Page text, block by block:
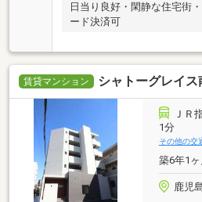
日当り良好・閑静な住宅街
ード決済可
賃貸マンション シャトーグレイス
ＪＲ
1分
その他の交
築6年1
鹿児